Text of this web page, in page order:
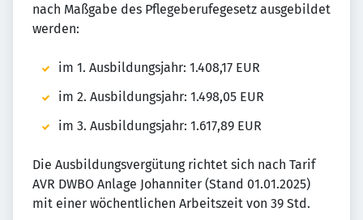
nach Maßgabe des Pflegeberufegesetz ausgebildet
werden:
im 1. Ausbildungsjahr: 1.408,17 EUR
im 2. Ausbildungsjahr: 1.498,05 EUR
im 3. Ausbildungsjahr: 1.617,89 EUR
Die Ausbildungsvergütung richtet sich nach Tarif
AVR DWBO Anlage Johanniter (Stand 01.01.2025)
mit einer wöchentlichen Arbeitszeit von 39 Std.